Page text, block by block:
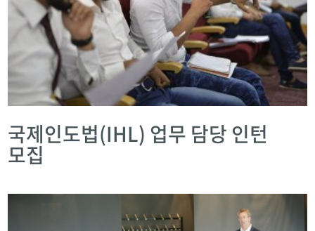
국제인도법(IHL) 업무 담당 인턴
모집